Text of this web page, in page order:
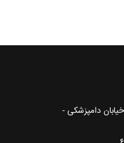
دامپزشکی -